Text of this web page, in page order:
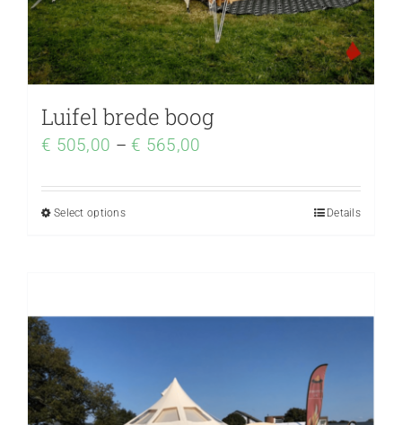
Luifel brede boog
€ 505,00 –€ 565,00
Select options Details